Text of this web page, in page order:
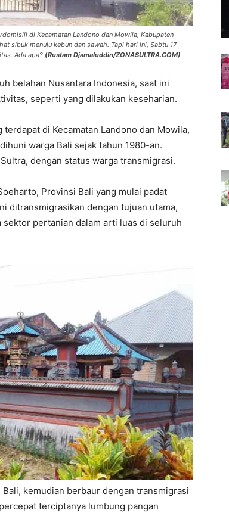
di Kecamatan Landono dan Mowila, Kabupaten
sibuk menuju kebun dan sawah. Tapi hari ini, Sabtu 17
Ada apa? (Rustam Djamaluddin/ZONASULTRA.COM)
belahan Nusantara Indonesia, saat ini
seperti yang dilakukan keseharian.
di Kecamatan Landono dan Mowila,
warga Bali sejak tahun 1980-an.
dengan status warga transmigrasi.
Provinsi Bali yang mulai padat
ditransmigrasikan dengan tujuan utama,
pertanian dalam arti luas di seluruh
kemudian berbaur dengan transmigrasi
terciptanya lumbung pangan